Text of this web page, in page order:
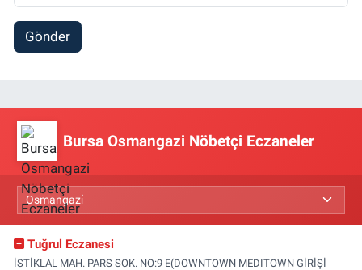
Gönder
Bursa Osmangazi Nöbetçi Eczaneler
Tuğrul Eczanesi
İSTİKLAL MAH. PARS SOK. NO:9 E(DOWNTOWN MEDITOWN GİRİŞİ